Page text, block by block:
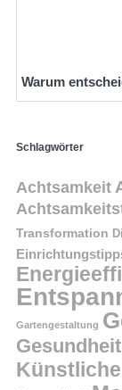
Warum
Schlagwörter
Achtsamkeit
Transformation
Gartengestaltung
Gesundheit